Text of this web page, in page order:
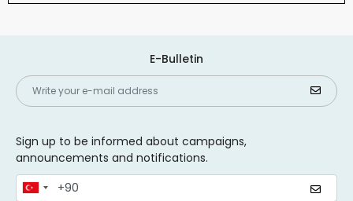
E-Bulletin
Sign up to be informed about campaigns,
announcements and notifications.